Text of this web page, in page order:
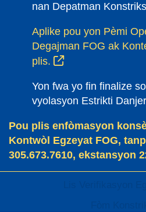
nan Depatman
Aplike pou yon Pèmi
Degajman FOG ak
plis.
Yon fwa yo fin finalize
vyolasyon Estrikti
Pou plis enfòmasyon
Kontwòl Egzeyat FOG,
305.673.7610, ekstansyon